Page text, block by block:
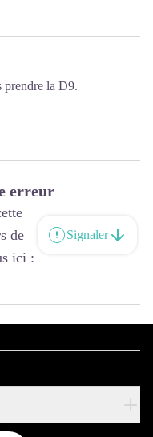
saisonnier)
de votre séjour :
billetterie, activités,
faire grâce à la
de cette terre sportive,
surprendra et vous
la D9.
erreur
de
ici :
Signaler